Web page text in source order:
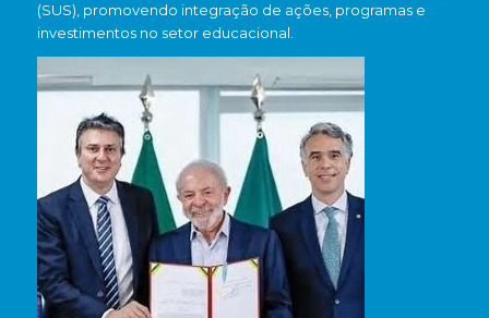
(SUS), promovendo integração de ações, programas e
investimentos no setor educacional.